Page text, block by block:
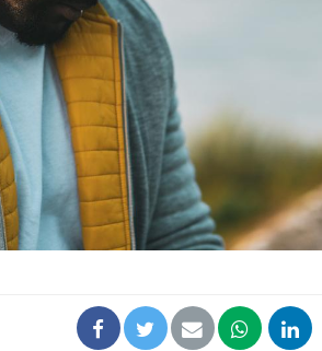
comment le travail
empiète de plus en plus
sur nos soirées
Cancer colorectal : une
stratégie simple aurait
changé la donne au Pays
basque